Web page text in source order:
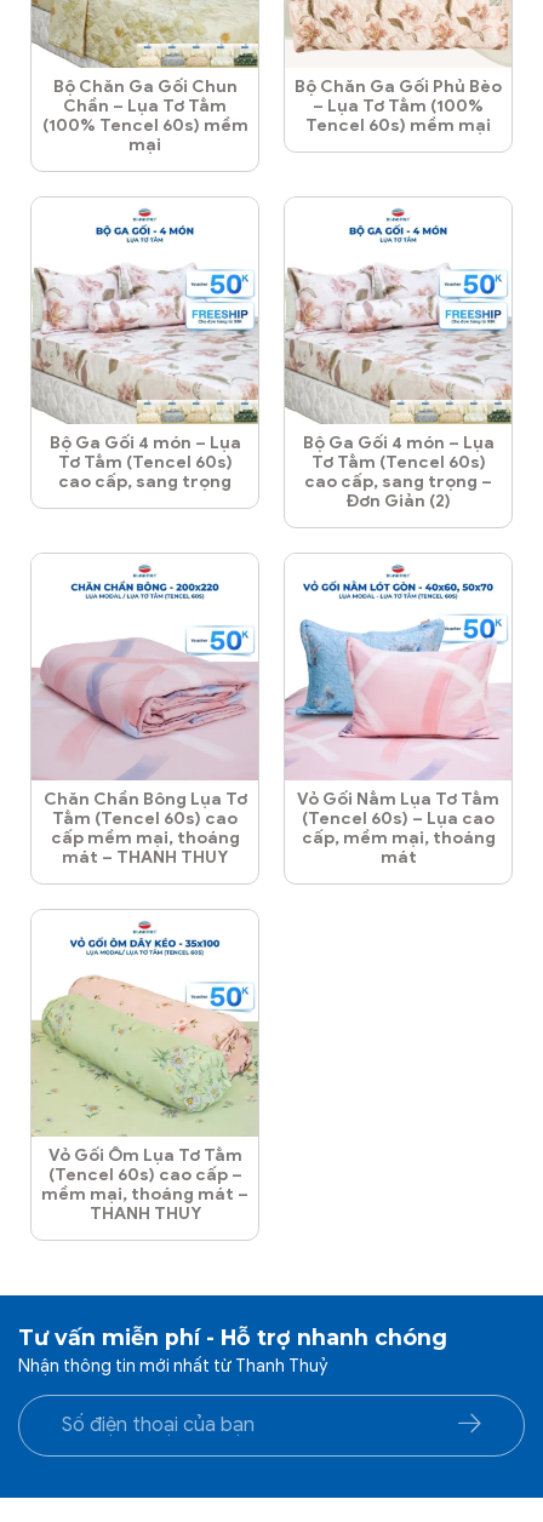
Bộ Chăn Ga Gối Chun
Chần – Lụa Tơ Tằm
(100% Tencel 60s) mềm
mại
Bộ Chăn Ga Gối Phủ Bèo
– Lụa Tơ Tằm (100%
Tencel 60s) mềm mại
Bộ Ga Gối 4 món – Lụa
Tơ Tằm (Tencel 60s)
cao cấp, sang trọng
Bộ Ga Gối 4 món – Lụa
Tơ Tằm (Tencel 60s)
cao cấp, sang trọng –
Đơn Giản (2)
Chăn Chần Bông Lụa Tơ
Tằm (Tencel 60s) cao
cấp mềm mại, thoáng
mát – THANH THUY
Vỏ Gối Nằm Lụa Tơ Tằm
(Tencel 60s) – Lụa cao
cấp, mềm mại, thoáng
mát
Vỏ Gối Ôm Lụa Tơ Tằm
(Tencel 60s) cao cấp –
mềm mại, thoáng mát –
THANH THUY
Tư vấn miễn phí - Hỗ trợ nhanh chóng
Nhận thông tin mới nhất từ Thanh Thuỷ